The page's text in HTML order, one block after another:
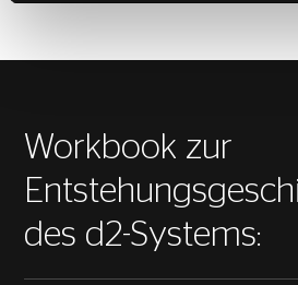
Workbook zur
des d2-Systems: